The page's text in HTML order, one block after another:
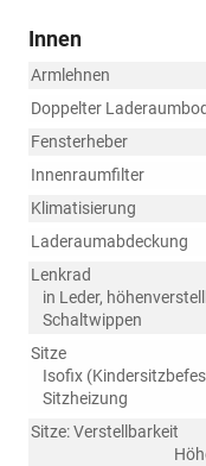
Innen
Armlehnen
Doppelter
Fensterheber
Innenraumfilter
Klimatisierung
Laderaumabdeckung
Lenkrad
in Leder,
Schaltwippen
Sitze
Isofix
Sitzheizung
Sitze: Verstellbarkeit